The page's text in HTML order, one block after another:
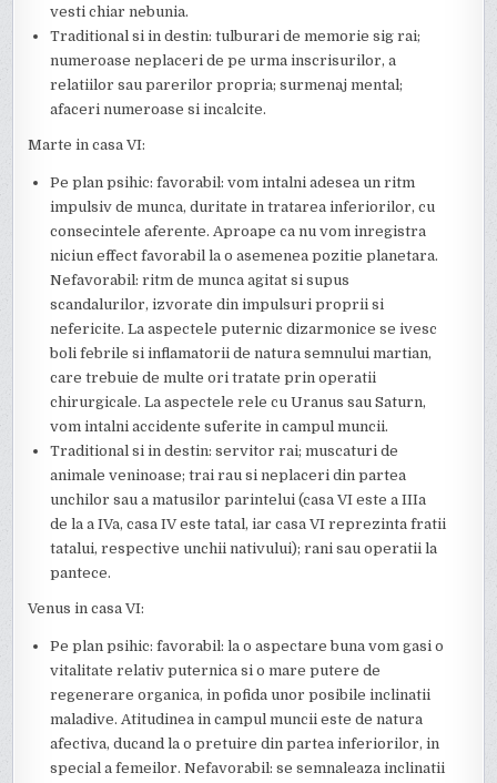
vesti chiar nebunia.
Traditional si in destin: tulburari de memorie sig rai;
numeroase neplaceri de pe urma inscrisurilor, a
relatiilor sau parerilor propria; surmenaj mental;
afaceri numeroase si incalcite.
Marte in casa VI:
Pe plan psihic: favorabil: vom intalni adesea un ritm
impulsiv de munca, duritate in tratarea inferiorilor, cu
consecintele aferente. Aproape ca nu vom inregistra
niciun effect favorabil la o asemenea pozitie planetara.
Nefavorabil: ritm de munca agitat si supus
scandalurilor, izvorate din impulsuri proprii si
nefericite. La aspectele puternic dizarmonice se ivesc
boli febrile si inflamatorii de natura semnului martian,
care trebuie de multe ori tratate prin operatii
chirurgicale. La aspectele rele cu Uranus sau Saturn,
vom intalni accidente suferite in campul muncii.
Traditional si in destin: servitor rai; muscaturi de
animale veninoase; trai rau si neplaceri din partea
unchilor sau a matusilor parintelui (casa VI este a IIIa
de la a IVa, casa IV este tatal, iar casa VI reprezinta fratii
tatalui, respective unchii nativului); rani sau operatii la
pantece.
Venus in casa VI:
Pe plan psihic: favorabil: la o aspectare buna vom gasi o
vitalitate relativ puternica si o mare putere de
regenerare organica, in pofida unor posibile inclinatii
maladive. Atitudinea in campul muncii este de natura
afectiva, ducand la o pretuire din partea inferiorilor, in
special a femeilor. Nefavorabil: se semnaleaza inclinatii